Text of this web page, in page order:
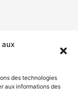
aux
des technologies
aux informations des